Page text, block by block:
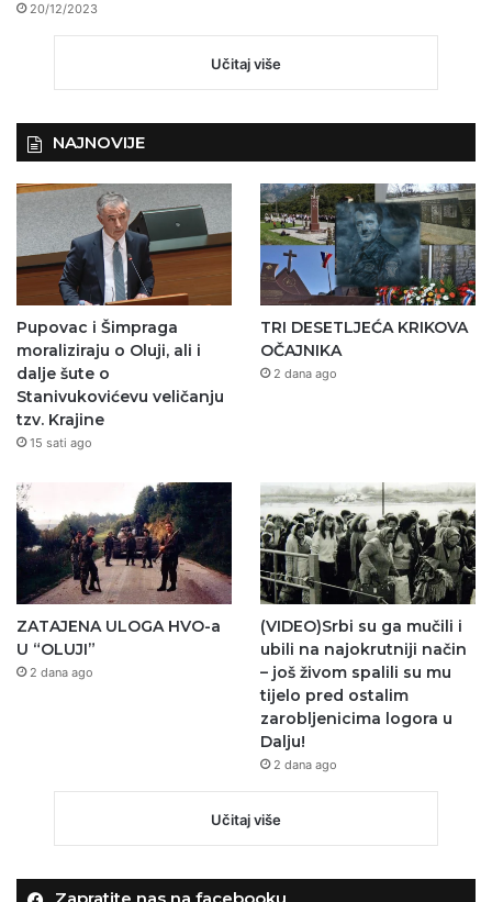
20/12/2023
Učitaj više
NAJNOVIJE
Pupovac i Šimpraga
moraliziraju o Oluji, ali i
dalje šute o
Stanivukovićevu veličanju
tzv. Krajine
15 sati ago
TRI DESETLJEĆA KRIKOVA
OČAJNIKA
2 dana ago
ZATAJENA ULOGA HVO-a
U “OLUJI”
2 dana ago
(VIDEO)Srbi su ga mučili i
ubili na najokrutniji način
– još živom spalili su mu
tijelo pred ostalim
zarobljenicima logora u
Dalju!
2 dana ago
Učitaj više